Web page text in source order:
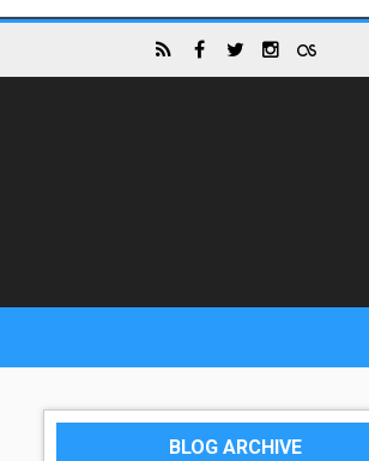
BLOG ARCHIVE